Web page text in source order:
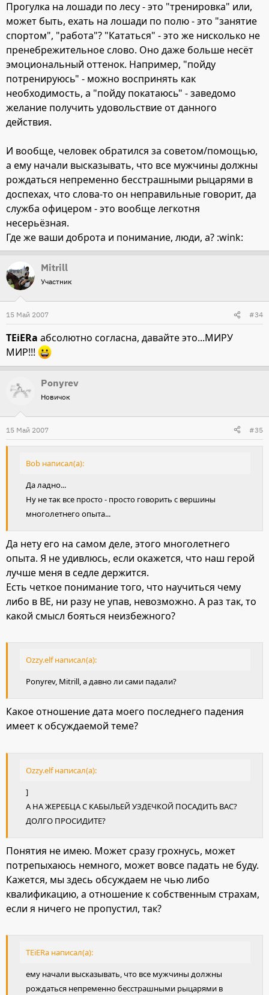
Прогулка на лошади по лесу - это "тренировка" или,
может быть, ехать на лошади по полю - это "занятие
спортом", "работа"? "Кататься" - это же нисколько не
пренебрежительное слово. Оно даже больше несёт
эмоциональный оттенок. Например, "пойду
потренируюсь" - можно воспринять как
необходимость, а "пойду покатаюсь" - заведомо
желание получить удовольствие от данного
действия.
И вообще, человек обратился за советом/помощью,
а ему начали высказывать, что все мужчины должны
рождаться непременно бесстрашными рыцарями в
доспехах, что слова-то он неправильные говорит, да
служба офицером - это вообще легкотня
несерьёзная.
Где же ваши доброта и понимание, люди, а? :wink:
Mitrill
Участник
15 Май 2007 #34
TEiERa абсолютно согласна, давайте это...МИРУ
МИР!!!
Ponyrev
Новичок
15 Май 2007 #35
Bob написал(а):
Да ладно...
Ну не так все просто - просто говорить с вершины
многолетнего опыта...
Да нету его на самом деле, этого многолетнего
опыта. Я не удивлюсь, если окажется, что наш герой
лучше меня в седле держится.
Есть четкое понимание того, что научиться чему
либо в ВЕ, ни разу не упав, невозможно. А раз так, то
какой смысл бояться неизбежного?
Ozzy.elf написал(а):
Ponyrev, Mitrill, а давно ли сами падали?
Какое отношение дата моего последнего падения
имеет к обсуждаемой теме?
Ozzy.elf написал(а):
]
А НА ЖЕРЕБЦА С КАБЫЛЬЕЙ УЗДЕЧКОЙ ПОСАДИТЬ ВАС?
ДОЛГО ПРОСИДИТЕ?
Понятия не имею. Может сразу грохнусь, может
потрепыхаюсь немного, может вовсе падать не буду.
Кажется, мы здесь обсуждаем не чью либо
квалификацию, а отношение к собственным страхам,
если я ничего не пропустил, так?
TEiERa написал(а):
ему начали высказывать, что все мужчины должны
рождаться непременно бесстрашными рыцарями в